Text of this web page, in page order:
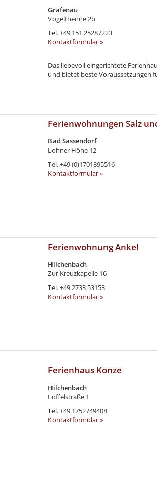
Grafenau
Vogelthenne 2b
Tel.+49 151 25287223
Kontaktformular »
Das liebevoll eingerichtete
und bietet beste Voraussetzungen
Ferienwohnungen Salz
Bad Sassendorf
Lohner Höhe 12
Tel.+49 (0)1701895516
Kontaktformular »
Ferienwohnung Ankel
Hilchenbach
Zur Kreuzkapelle 16
Tel.+49 2733 53153
Kontaktformular »
Ferienhaus Konze
Hilchenbach
Löffelstraße 1
Tel.+49 1752749408
Kontaktformular »